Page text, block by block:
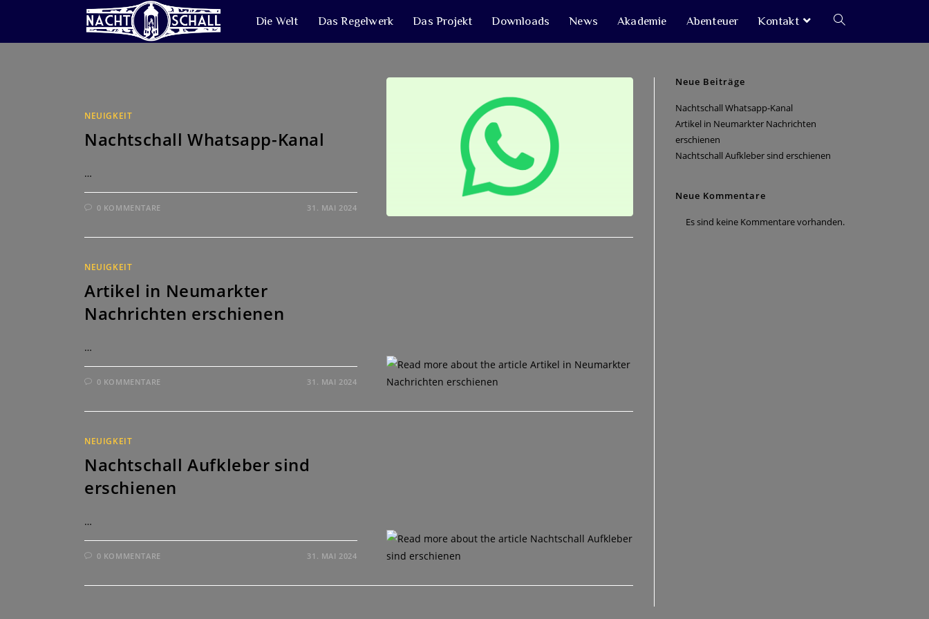
springen
Die Welt Das Regelwerk Das Projekt Downloads News Akademie Abenteuer Kontakt Website-
NEUIGKEIT
Nachtschall Whatsapp-Kanal
…
0 KOMMENTARE 31. MAI 2024
NEUIGKEIT
Artikel in Neumarkter
Nachrichten erschienen
…
0 KOMMENTARE 31. MAI 2024
NEUIGKEIT
Nachtschall Aufkleber sind
erschienen
…
0 KOMMENTARE 31. MAI 2024
Neue Beiträge
Nachtschall Whatsapp-Kanal
Artikel in Neumarkter Nachrichten
erschienen
Nachtschall Aufkleber sind erschienen
Neue Kommentare
Es sind keine Kommentare vorhanden.